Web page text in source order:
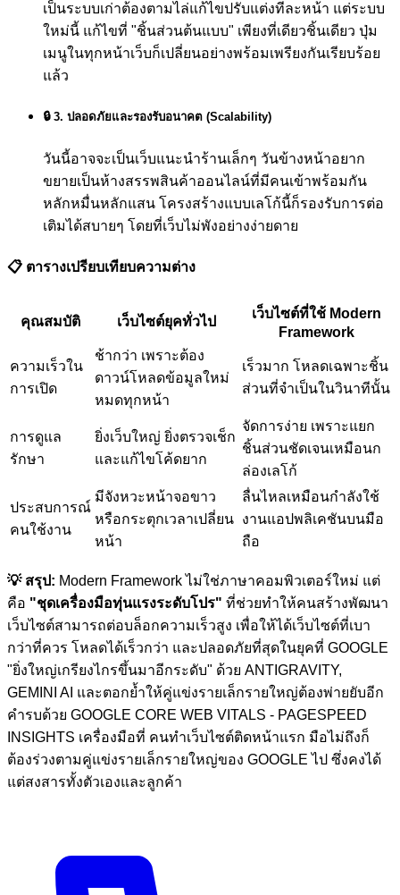
เป็นระบบเก่าต้องตามไล่แก้ไขปรับแต่งทีละหน้า แต่ระบบ
ใหม่นี้ แก้ไขที่ "ชิ้นส่วนต้นแบบ" เพียงที่เดียวชิ้นเดียว ปุ่ม
เมนูในทุกหน้าเว็บก็เปลี่ยนอย่างพร้อมเพรียงกันเรียบร้อย
แล้ว
🔒 3. ปลอดภัยและรองรับอนาคต (Scalability)
วันนี้อาจจะเป็นเว็บแนะนำร้านเล็กๆ วันข้างหน้าอยาก
ขยายเป็นห้างสรรพสินค้าออนไลน์ที่มีคนเข้าพร้อมกัน
หลักหมื่นหลักแสน โครงสร้างแบบเลโก้นี้ก็รองรับการต่อ
เติมได้สบายๆ โดยที่เว็บไม่พังอย่างง่ายดาย
📋 ตารางเปรียบเทียบความต่าง
คุณสมบัติ เว็บไซต์ยุคทั่วไป
เว็บไซต์ที่ใช้ Modern
Framework
ความเร็วใน
การเปิด
ช้ากว่า เพราะต้อง
ดาวน์โหลดข้อมูลใหม่
หมดทุกหน้า
เร็วมาก โหลดเฉพาะชิ้น
ส่วนที่จำเป็นในวินาทีนั้น
การดูแล
รักษา
ยิ่งเว็บใหญ่ ยิ่งตรวจเช็ก
และแก้ไขโค้ดยาก
จัดการง่าย เพราะแยก
ชิ้นส่วนชัดเจนเหมือนก
ล่องเลโก้
ประสบการณ์
คนใช้งาน
มีจังหวะหน้าจอขาว
หรือกระตุกเวลาเปลี่ยน
หน้า
ลื่นไหลเหมือนกำลังใช้
งานแอปพลิเคชันบนมือ
ถือ
💡 สรุป: Modern Framework ไม่ใช่ภาษาคอมพิวเตอร์ใหม่ แต่
คือ "ชุดเครื่องมือทุ่นแรงระดับโปร" ที่ช่วยทำให้คนสร้างพัฒนา
เว็บไซต์สามารถต่อบล็อกความเร็วสูง เพื่อให้ได้เว็บไซต์ที่เบา
กว่าที่ควร โหลดได้เร็วกว่า และปลอดภัยที่สุดในยุคที่ GOOGLE
"ยิ่งใหญ่เกรียงไกรขึ้นมาอีกระดับ" ด้วย ANTIGRAVITY,
GEMINI AI และตอกย้ำให้คู่แข่งรายเล็กรายใหญ่ต้องพ่ายยับอีก
คำรบด้วย GOOGLE CORE WEB VITALS - PAGESPEED
INSIGHTS เครื่องมือที่ คนทำเว็บไซต์ติดหน้าแรก มือไม่ถึงก็
ต้องร่วงตามคู่แข่งรายเล็กรายใหญ่ของ GOOGLE ไป ซึ่งคงได้
แต่สงสารทั้งตัวเองและลูกค้า